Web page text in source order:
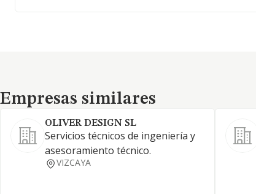
Empresas similares
Empresas similares
OLIVER DESIGN SL
Servicios técnicos de ingeniería y
asesoramiento técnico.
VIZCAYA